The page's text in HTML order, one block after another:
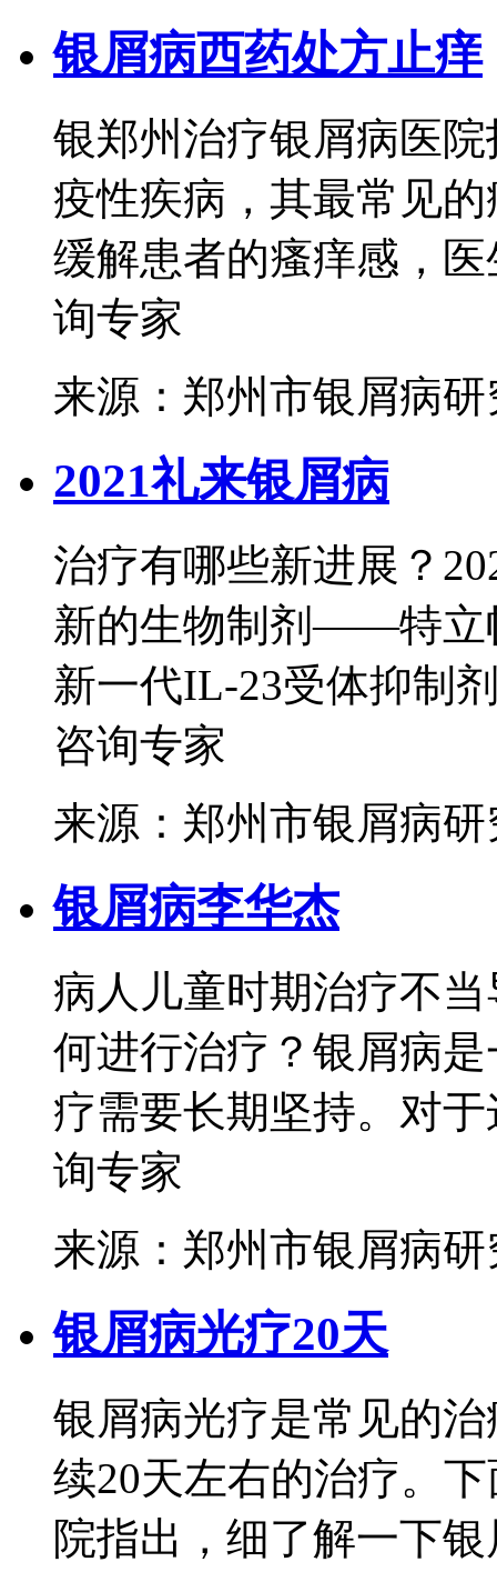
银屑病西药处方止痒
银郑州治疗银屑病医
疫性疾病，其最常见
缓解患者的瘙痒感，
询专家
来源：郑州市银屑病
2021礼来银屑病
治疗有哪些新进展？
新的生物制剂——特立
新一代IL-23受体抑制
咨询专家
来源：郑州市银屑病
银屑病李华杰
病人儿童时期治疗不
何进行治疗？银屑病
疗需要长期坚持。对
询专家
来源：郑州市银屑病
银屑病光疗20天
银屑病光疗是常见的
续20天左右的治疗。
院指出，细了解一下